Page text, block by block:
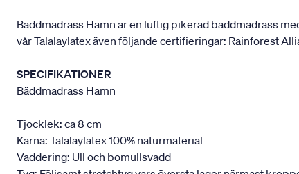
Bäddmadrass Hamn är en luftig pikerad bäddmadrass
vår Talalaylatex även följande certifieringar: Rainforest
SPECIFIKATIONER
Bäddmadrass Hamn
Tjocklek: ca 8 cm
Kärna: Talalaylatex 100% naturmaterial
Vaddering: Ull och bomullsvadd